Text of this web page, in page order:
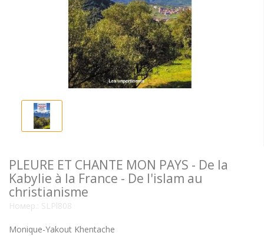
PLEURE ET CHANTE MON PAYS - De la
Kabylie à la France - De l'islam au
christianisme
Номер.: SLPl808
Monique-Yakout Khentache